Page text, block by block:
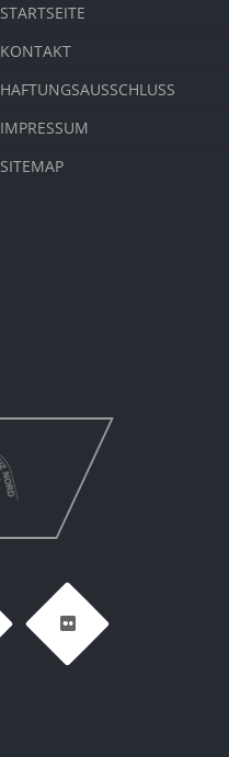
STARTSEITE
KONTAKT
HAFTUNGSAUSSCHLUSS
IMPRESSUM
SITEMAP